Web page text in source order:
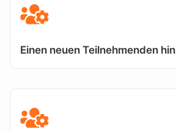
Einen neuen Teilnehmenden